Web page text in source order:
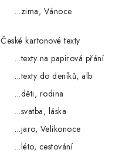
...zima, Vánoce
České kartonové texty
...texty na papírová přání
...texty do deníků, alb
...děti, rodina
...svatba, láska
...jaro, Velikonoce
...léto, cestování